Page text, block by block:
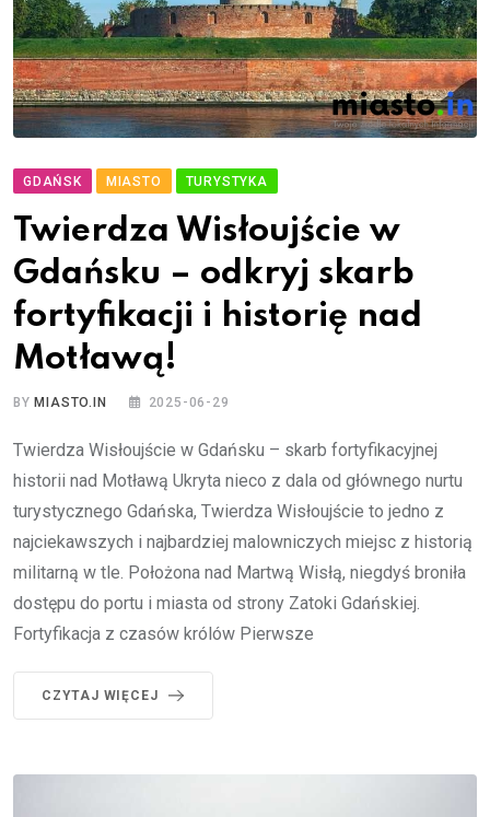
GDAŃSK MIASTO TURYSTYKA
Twierdza Wisłoujście w
Gdańsku – odkryj skarb
fortyfikacji i historię nad
Motławą!
BYMIASTO.IN 2025-06-29
Twierdza Wisłoujście w Gdańsku – skarb fortyfikacyjnej
historii nad Motławą Ukryta nieco z dala od głównego nurtu
turystycznego Gdańska, Twierdza Wisłoujście to jedno z
najciekawszych i najbardziej malowniczych miejsc z historią
militarną w tle. Położona nad Martwą Wisłą, niegdyś broniła
dostępu do portu i miasta od strony Zatoki Gdańskiej.
Fortyfikacja z czasów królów Pierwsze
CZYTAJ WIĘCEJ